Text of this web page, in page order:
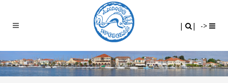
| | ->